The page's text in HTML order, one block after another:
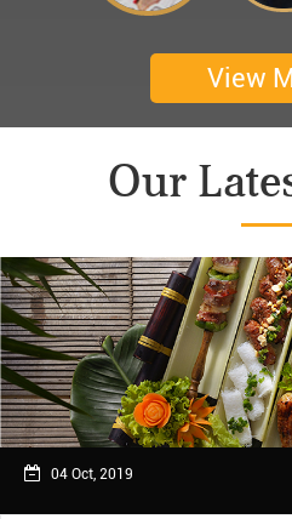
셨어요. 어머니께서 큰 감
추억을 만들어 주신 몽
Culbert께 감
Thanks for giving my
I hope you are
Have a
Ngày trải nghiệm:
View
Our
04 Oct, 2019